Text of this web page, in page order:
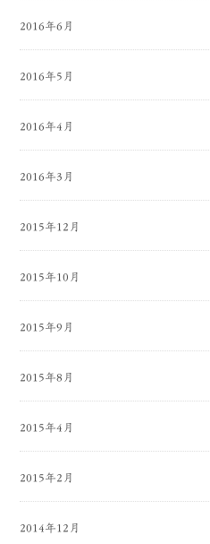
2016年6月
2016年5月
2016年4月
2016年3月
2015年12月
2015年10月
2015年9月
2015年8月
2015年4月
2015年2月
2014年12月